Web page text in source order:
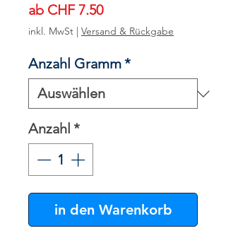
ab CHF 7.50Sale-
Preis
inkl. MwSt | Versand & Rückgabe
Anzahl Gramm*
Anzahl *
in den Warenkorb